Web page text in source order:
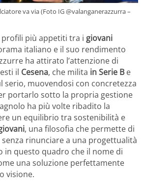
va via (Foto IG @valanganerazzurra –
più appetiti tra i giovani
italiano e il suo rendimento
ha attirato l’attenzione di
il Cesena, che milita in Serie B e
serio, muovendosi con concretezza
portarlo sotto la propria gestione
ha più volte ribadito la
un equilibrio tra sostenibilità e
, una filosofia che permette di
rinunciare a una progettualità
in questo quadro che il nome di
una soluzione perfettamente
visione.